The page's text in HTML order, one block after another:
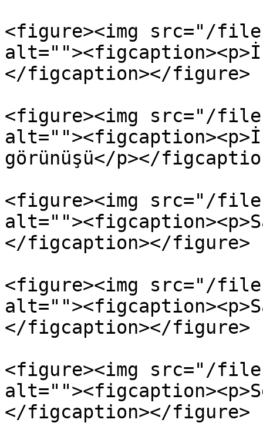
<figure><img src="/files/
</figcaption></figure>
<figure><img src="/files/
görünüşü</p></
<figure><img src="/
</figcaption></figure>
<figure><img src="/files/
</figcaption></figure>
<figure><img src="/files/
</figcaption></figure>